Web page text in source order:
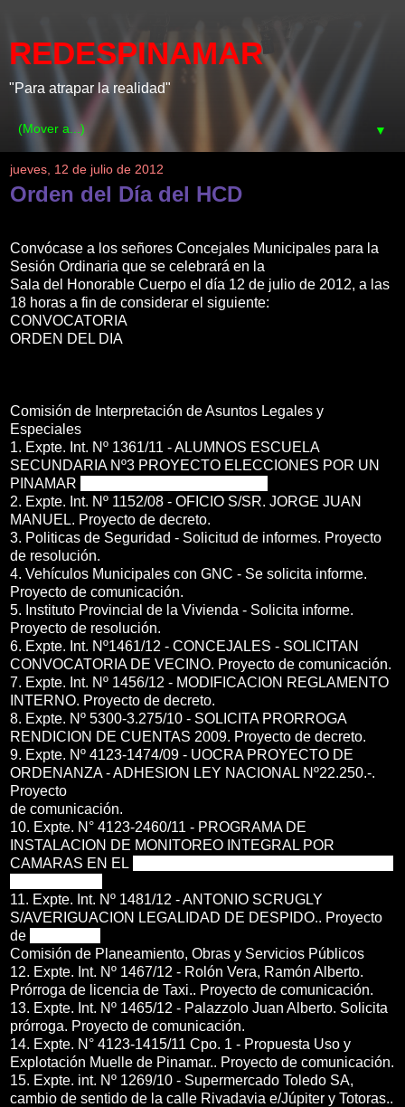
REDESPINAMAR
"Para atrapar la realidad"
▼
jueves, 12 de julio de 2012
Orden del Día del HCD
Convócase a los señores Concejales Municipales para la
Sesión Ordinaria que se celebrará en la
Sala del Honorable Cuerpo el día 12 de julio de 2012, a las
18 horas a fin de considerar el siguiente:
CONVOCATORIA
ORDEN DEL DIA
Comisión de Interpretación de Asuntos Legales y
Especiales
1. Expte. Int. Nº 1361/11 - ALUMNOS ESCUELA
SECUNDARIA Nº3 PROYECTO ELECCIONES POR UN
PINAMAR
2. Expte. Int. Nº 1152/08 - OFICIO S/SR. JORGE JUAN
MANUEL. Proyecto de decreto.
3. Politicas de Seguridad - Solicitud de informes. Proyecto
de resolución.
4. Vehículos Municipales con GNC - Se solicita informe.
Proyecto de comunicación.
5. Instituto Provincial de la Vivienda - Solicita informe.
Proyecto de resolución.
6. Expte. Int. Nº1461/12 - CONCEJALES - SOLICITAN
CONVOCATORIA DE VECINO. Proyecto de comunicación.
7. Expte. Int. Nº 1456/12 - MODIFICACION REGLAMENTO
INTERNO. Proyecto de decreto.
8. Expte. Nº 5300-3.275/10 - SOLICITA PRORROGA
RENDICION DE CUENTAS 2009. Proyecto de decreto.
9. Expte. Nº 4123-1474/09 - UOCRA PROYECTO DE
ORDENANZA - ADHESION LEY NACIONAL Nº22.250.-.
Proyecto
de comunicación.
10. Expte. N° 4123-2460/11 - PROGRAMA DE
INSTALACION DE MONITOREO INTEGRAL POR
CAMARAS EN EL
11. Expte. Int. Nº 1481/12 - ANTONIO SCRUGLY
S/AVERIGUACION LEGALIDAD DE DESPIDO.. Proyecto
de
Comisión de Planeamiento, Obras y Servicios Públicos
12. Expte. Int. Nº 1467/12 - Rolón Vera, Ramón Alberto.
Prórroga de licencia de Taxi.. Proyecto de comunicación.
13. Expte. Int. Nº 1465/12 - Palazzolo Juan Alberto. Solicita
prórroga. Proyecto de comunicación.
14. Expte. N° 4123-1415/11 Cpo. 1 - Propuesta Uso y
Explotación Muelle de Pinamar.. Proyecto de comunicación.
15. Expte. int. Nº 1269/10 - Supermercado Toledo SA,
cambio de sentido de la calle Rivadavia e/Júpiter y Totoras..